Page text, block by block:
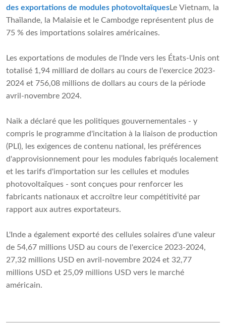
des exportations de modules photovoltaïquesLe Vietnam, la
Thaïlande, la Malaisie et le Cambodge représentent plus de
75 % des importations solaires américaines.
Les exportations de modules de l'Inde vers les États-Unis ont
totalisé 1,94 milliard de dollars au cours de l'exercice 2023-
2024 et 756,08 millions de dollars au cours de la période
avril-novembre 2024.
Naik a déclaré que les politiques gouvernementales - y
compris le programme d'incitation à la liaison de production
(PLI), les exigences de contenu national, les préférences
d'approvisionnement pour les modules fabriqués localement
et les tarifs d'importation sur les cellules et modules
photovoltaïques - sont conçues pour renforcer les
fabricants nationaux et accroître leur compétitivité par
rapport aux autres exportateurs.
L'Inde a également exporté des cellules solaires d'une valeur
de 54,67 millions USD au cours de l'exercice 2023-2024,
27,32 millions USD en avril-novembre 2024 et 32,77
millions USD et 25,09 millions USD vers le marché
américain.